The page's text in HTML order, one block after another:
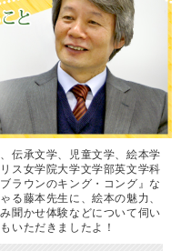
伝承文学、児童文学、絵本学
ス女学院大学文学部英文学科
ラウンのキング・コング』な
る藤本先生に、絵本の魅力、
聞かせ体験などについて伺い
いただきましたよ！